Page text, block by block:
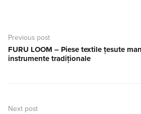
în
articole
Previous post
Previous
post:
FURU LOOM – Piese textile țesute
instrumente tradiționale
Next post